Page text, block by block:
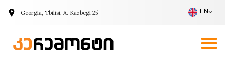
Georgia, Tbilisi, A. Kazbegi 25 EN
Call Request
EN